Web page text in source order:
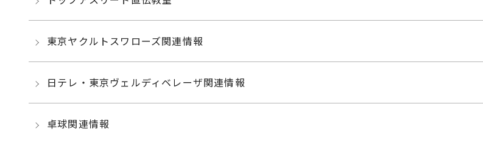
東京ヤクルトスワローズ関連情報
日テレ・東京ヴェルディベレーザ関連情報
卓球関連情報